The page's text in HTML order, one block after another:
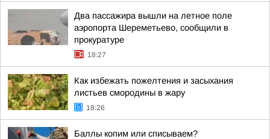
Два пассажира вышли на летное поле
аэропорта Шереметьево, сообщили в
прокуратуре
18:27
Как избежать пожелтения и засыхания
листьев смородины в жару
18:26
Баллы копим или списываем?